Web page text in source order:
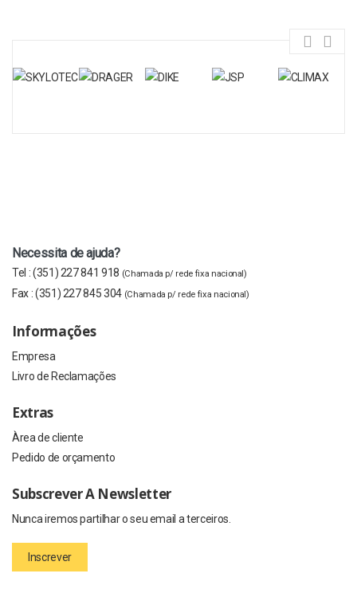
Necessita de ajuda?
Tel :(351) 227 841 918 (Chamada p/ rede fixa nacional)
Fax :(351) 227 845 304 (Chamada p/ rede fixa nacional)
Informações
Empresa
Livro de Reclamações
Extras
Àrea de cliente
Pedido de orçamento
Subscrever A Newsletter
Nunca iremos partilhar o seu email a terceiros.
Inscrever